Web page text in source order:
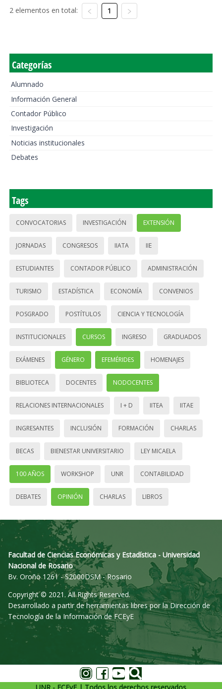
2 elementos en total: 1
Categorías
Alumnado
Información General
Contador Público
Investigación
Noticias institucionales
Debates
Tags
CONVOCATORIAS INVESTIGACIÓN EXTENSIÓN
JORNADAS CONGRESOS IIATA IIE
ESTUDIANTES CONTADOR PÚBLICO ADMINISTRACIÓN
TURISMO ESTADÍSTICA ECONOMÍA CONVENIOS
POSGRADO POSTÍTULOS CIENCIA Y TECNOLOGÍA
INSTITUCIONALES CURSOS INGRESO GRADUADOS
EXÁMENES GÉNERO EFEMÉRIDES HOMENAJES
BIBLIOTECA DOCENTES NODOCENTES
RELACIONES INTERNACIONALES I + D IITEA IITAE
INGRESANTES INCLUSIÓN FORMACIÓN CHARLAS
BECAS BIENESTAR UNIVERSITARIO LEY MICAELA
100 AÑOS WORKSHOP UNR CONTABILIDAD
DEBATES OPINIÓN CHARLAS LIBROS
Facultad de Ciencias Económicas y Estadística - Universidad
Nacional de Rosario
Bv. Oroño 1261 - S2000DSM - Rosario
Copyright © 2021. All Rights Reserved.
Desarrollado a partir de herramientas libres por la Dirección de
Tecnología de la Información de FCEyE